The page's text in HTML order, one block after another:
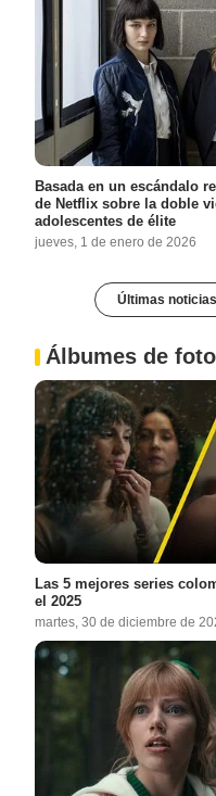
Basada en un escándalo
de Netflix sobre la doble
adolescentes de élite
jueves, 1 de enero de 2026
Últimas
Álbumes de
Las 5 mejores series
el 2025
martes, 30 de diciembre de